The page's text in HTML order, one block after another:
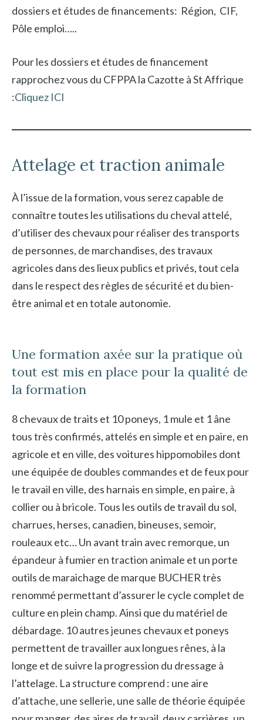
dossiers et études de financements: Région, CIF,
Pôle emploi…..
Pour les dossiers et études de financement
rapprochez vous du CFPPA la Cazotte à St Affrique
:Cliquez ICI
Attelage et traction animale
À l’issue de la formation, vous serez capable de
connaître toutes les utilisations du cheval attelé,
d’utiliser des chevaux pour réaliser des transports
de personnes, de marchandises, des travaux
agricoles dans des lieux publics et privés, tout cela
dans le respect des règles de sécurité et du bien-
être animal et en totale autonomie.
Une formation axée sur la pratique où
tout est mis en place pour la qualité de
la formation
8 chevaux de traits et 10 poneys, 1 mule et 1 âne
tous très confirmés, attelés en simple et en paire, en
agricole et en ville, des voitures hippomobiles dont
une équipée de doubles commandes et de feux pour
le travail en ville, des harnais en simple, en paire, à
collier ou à bricole. Tous les outils de travail du sol,
charrues, herses, canadien, bineuses, semoir,
rouleaux etc… Un avant train avec remorque, un
épandeur à fumier en traction animale et un porte
outils de maraichage de marque BUCHER très
renommé permettant d’assurer le cycle complet de
culture en plein champ. Ainsi que du matériel de
débardage. 10 autres jeunes chevaux et poneys
permettent de travailler aux longues rênes, à la
longe et de suivre la progression du dressage à
l’attelage. La structure comprend : une aire
d’attache, une sellerie, une salle de théorie équipée